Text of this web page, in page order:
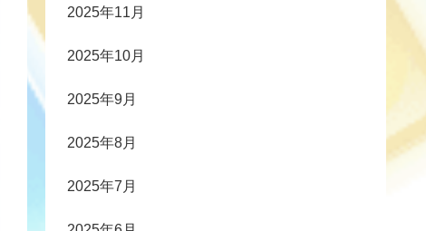
2025年11月
2025年10月
2025年9月
2025年8月
2025年7月